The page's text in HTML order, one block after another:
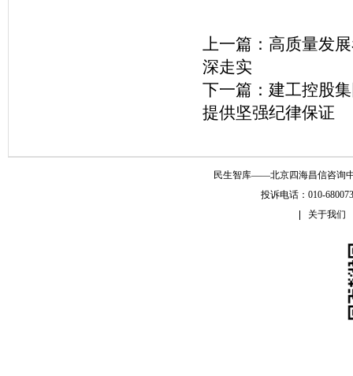
上一篇： 高质量发
深走实
下一篇： 建工控股
提供坚强纪律保证
民生智库——北京四海昌信咨询
投诉电话：010-
关于我们